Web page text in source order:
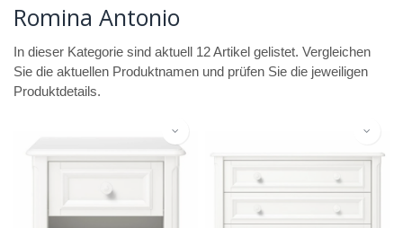
Romina Antonio
In dieser Kategorie sind aktuell 12 Artikel gelistet. Vergleichen
Sie die aktuellen Produktnamen und prüfen Sie die jeweiligen
Produktdetails.